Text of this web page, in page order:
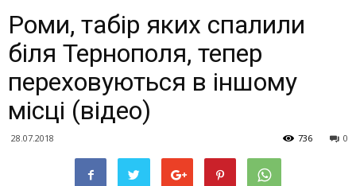
Роми, табір яких спалили
біля Тернополя, тепер
переховуються в іншому
місці (відео)
28.07.2018 0
736